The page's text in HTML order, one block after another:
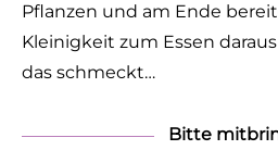
Pflanzen und am Ende
Kleinigkeit zum Essen
das schmeckt…
Bitte